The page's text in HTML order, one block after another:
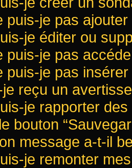
puis-je pas
je éditer ou
puis-je pas
puis-je pas
reçu un
je rapporter
bouton
message a-t-il
je remonter